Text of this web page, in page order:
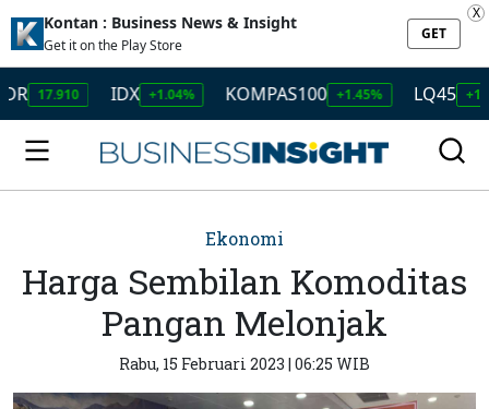
Kontan : Business News & Insight
Get it on the Play Store
GET
X
IDX +1.04% KOMPAS100 +1.45% LQ45 +1.50%
Ekonomi
Harga Sembilan Komoditas
Pangan Melonjak
Rabu, 15 Februari 2023 | 06:25 WIB